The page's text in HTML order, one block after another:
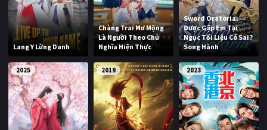
Lang Y Lừng Danh
Chàng Trai Mơ Mộng
Là Người Theo Chủ
Nghĩa Hiện Thực
Sword Oratoria:
Được Gặp Em Tại
Ngục Tối Liệu Có Sai?
Song Hành
2025 2019 2023